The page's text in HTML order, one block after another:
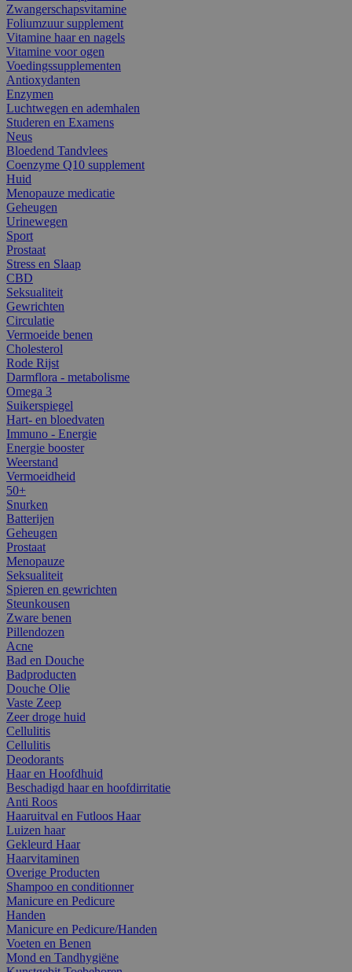
Zwangerschapsvitamine
Foliumzuur supplement
Vitamine haar en nagels
Vitamine voor ogen
Voedingssupplementen
Antioxydanten
Enzymen
Luchtwegen en ademhalen
Studeren en Examens
Neus
Bloedend Tandvlees
Coenzyme Q10 supplement
Huid
Menopauze medicatie
Geheugen
Urinewegen
Sport
Prostaat
Stress en Slaap
CBD
Seksualiteit
Gewrichten
Circulatie
Vermoeide benen
Cholesterol
Rode Rijst
Darmflora - metabolisme
Omega 3
Suikerspiegel
Hart- en bloedvaten
Immuno - Energie
Energie booster
Weerstand
Vermoeidheid
50+
Snurken
Batterijen
Geheugen
Prostaat
Menopauze
Seksualiteit
Spieren en gewrichten
Steunkousen
Zware benen
Pillendozen
Acne
Bad en Douche
Badproducten
Douche Olie
Vaste Zeep
Zeer droge huid
Cellulitis
Cellulitis
Deodorants
Haar en Hoofdhuid
Beschadigd haar en hoofdirritatie
Anti Roos
Haaruitval en Futloos Haar
Luizen haar
Gekleurd Haar
Haarvitaminen
Overige Producten
Shampoo en conditionner
Manicure en Pedicure
Handen
Manicure en Pedicure/Handen
Voeten en Benen
Mond en Tandhygiëne